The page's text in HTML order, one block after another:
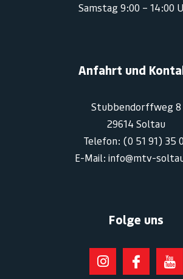
Samstag 9:00 – 14:00
Anfahrt und
Stubbendorffweg 8
29614 Soltau
Telefon: (0 51 91) 35
E-Mail: info@mtv-
Folge uns